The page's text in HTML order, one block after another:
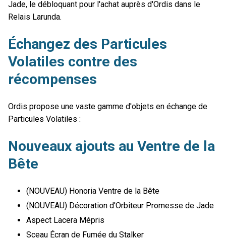
Jade, le débloquant pour l'achat auprès d'Ordis dans le
Relais Larunda.
Échangez des Particules
Volatiles contre des
récompenses
Ordis propose une vaste gamme d'objets en échange de
Particules Volatiles :
Nouveaux ajouts au Ventre de la
Bête
(NOUVEAU) Honoria Ventre de la Bête
(NOUVEAU) Décoration d'Orbiteur Promesse de Jade
Aspect Lacera Mépris
Sceau Écran de Fumée du Stalker